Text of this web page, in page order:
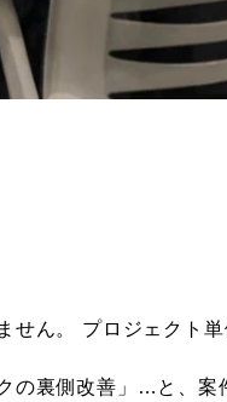
ん。 プロジェクト
の裏側改善」…と、案